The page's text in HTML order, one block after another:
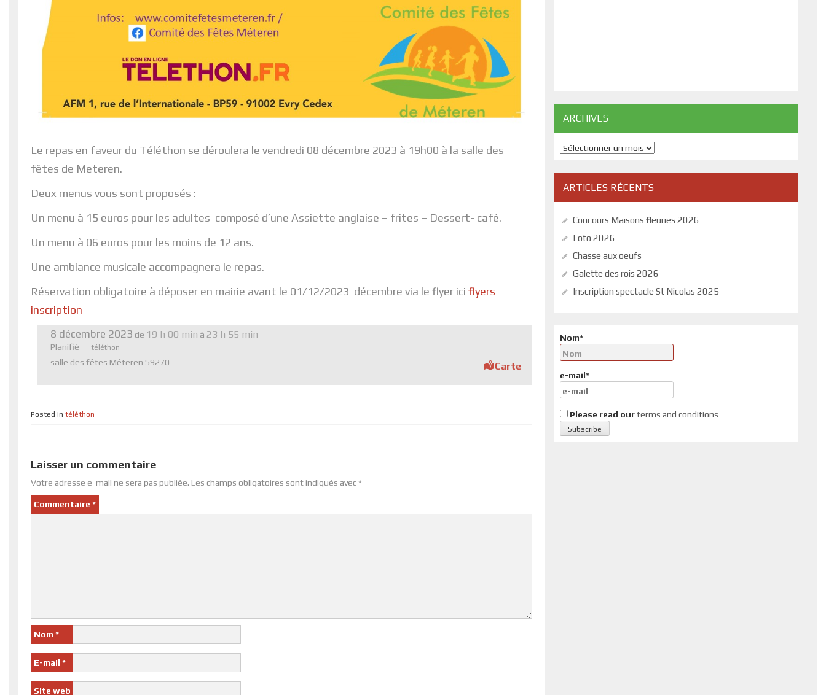
Le repas en faveur du Téléthon se déroulera le vendredi 08 décembre 2023 à 19h00 à la salle des
fêtes de Meteren.
Deux menus vous sont proposés :
Un menu à 15 euros pour les adultes composé d’une Assiette anglaise – frites – Dessert- café.
Un menu à 06 euros pour les moins de 12 ans.
Une ambiance musicale accompagnera le repas.
Réservation obligatoire à déposer en mairie avant le 01/12/2023 décembre via le flyer ici flyers
inscription
8 décembre 2023 de 19 h 00 min à 23 h 55 min
Planifié téléthon
salle des fêtes Méteren 59270 Carte
Posted in téléthon
Laisser un commentaire
Votre adresse e-mail ne sera pas publiée. Les champs obligatoires sont indiqués avec*
Commentaire *
Nom *
E-mail *
Site web
ARCHIVES
Archives
ARTICLES RÉCENTS
Concours Maisons fleuries 2026
Loto 2026
Chasse aux oeufs
Galette des rois 2026
Inscription spectacle St Nicolas 2025
Nom*
e-mail*
Please read ourterms and conditions